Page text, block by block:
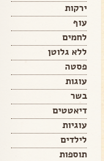
ירקות
עוף
לחמים
ללא גלוטן
פסטה
עוגות
בשר
דיאטטים
עוגיות
לילדים
תוספות